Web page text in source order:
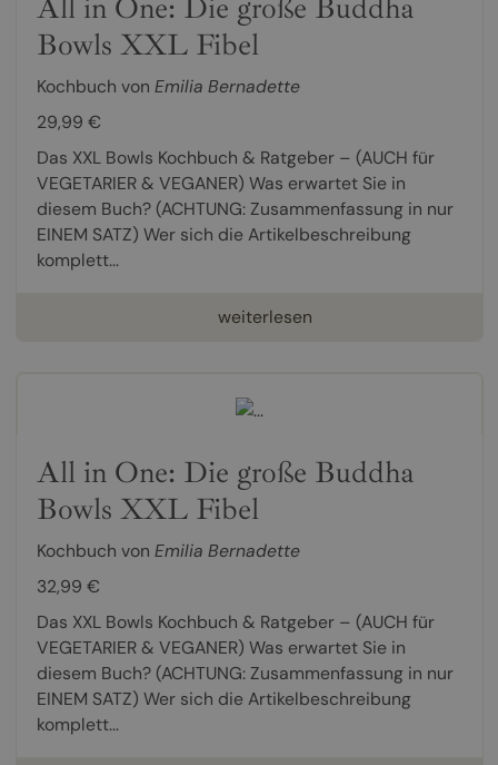
All in One: Die große Buddha
Bowls XXL Fibel
Kochbuch von Emilia Bernadette
29,99 €
Das XXL Bowls Kochbuch & Ratgeber – (AUCH für
VEGETARIER & VEGANER) Was erwartet Sie in
diesem Buch? (ACHTUNG: Zusammenfassung in nur
EINEM SATZ) Wer sich die Artikelbeschreibung
komplett...
weiterlesen
All in One: Die große Buddha
Bowls XXL Fibel
Kochbuch von Emilia Bernadette
32,99 €
Das XXL Bowls Kochbuch & Ratgeber – (AUCH für
VEGETARIER & VEGANER) Was erwartet Sie in
diesem Buch? (ACHTUNG: Zusammenfassung in nur
EINEM SATZ) Wer sich die Artikelbeschreibung
komplett...